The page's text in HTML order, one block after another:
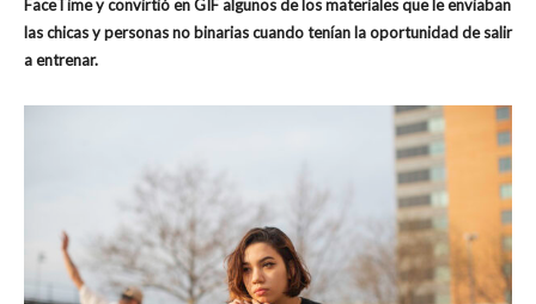
FaceTime y convirtió en GIF algunos de los materiales que le enviaban
las chicas y personas no binarias cuando tenían la oportunidad de salir
a entrenar.